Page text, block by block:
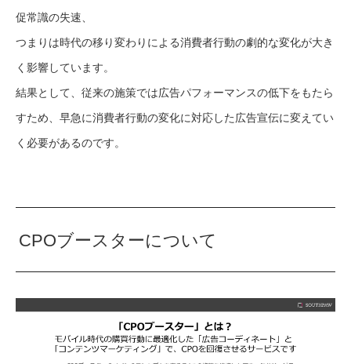
促常識の失速、
つまりは時代の移り変わりによる消費者行動の劇的な変化が大き
く影響しています。
結果として、従来の施策では広告パフォーマンスの低下をもたら
すため、早急に消費者行動の変化に対応した広告宣伝に変えてい
く必要があるのです。
CPOブースターについて